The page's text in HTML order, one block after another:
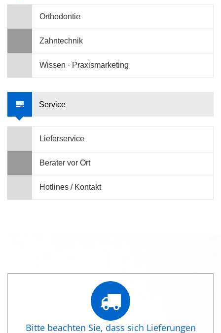
Orthodontie
Zahntechnik
Wissen · Praxismarketing
Service
Lieferservice
Berater vor Ort
Hotlines / Kontakt
Bitte beachten Sie, dass sich Lieferungen